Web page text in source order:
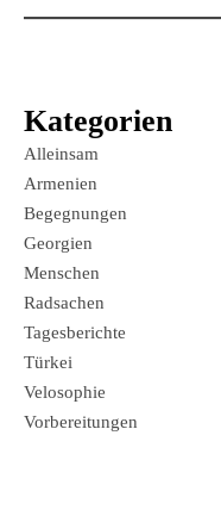
Kategorien
Alleinsam
Armenien
Begegnungen
Georgien
Menschen
Radsachen
Tagesberichte
Türkei
Velosophie
Vorbereitungen